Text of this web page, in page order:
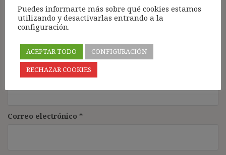
Nombre*
Correo electrónico *
Puedes informarte más sobre qué cookies estamos
utilizando y desactivarlas entrando a la
configuración.
ACEPTAR TODO
CONFIGURACIÓN
RECHAZAR COOKIES